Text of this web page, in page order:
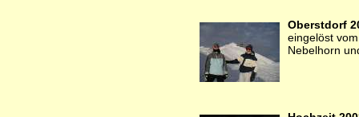
Oberstdorf
eingelöst
Nebelhorn